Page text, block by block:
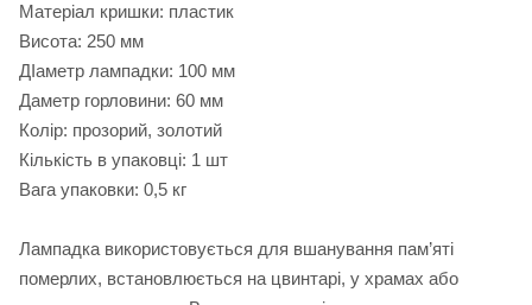
Матеріал кришки: пластик
Висота: 250 мм
ДІаметр лампадки: 100 мм
Даметр горловини: 60 мм
Колір: прозорий, золотий
Кількість в упаковці: 1 шт
Вага упаковки: 0,5 кг
Лампадка використовується для вшанування пам’яті
померлих, встановлюється на цвинтарі, у храмах або